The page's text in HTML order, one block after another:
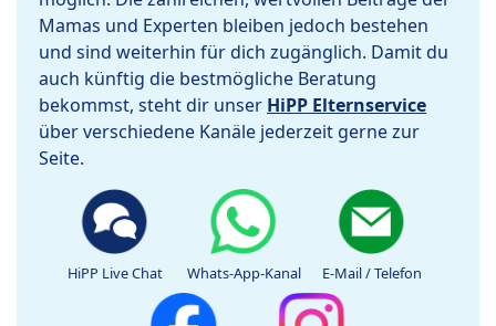
Mamas und Experten bleiben jedoch bestehen
und sind weiterhin für dich zugänglich. Damit du
auch künftig die bestmögliche Beratung
bekommst, steht dir unser HiPP Elternservice
über verschiedene Kanäle jederzeit gerne zur
Seite.
HiPP Live Chat Whats-App-Kanal E-Mail / Telefon